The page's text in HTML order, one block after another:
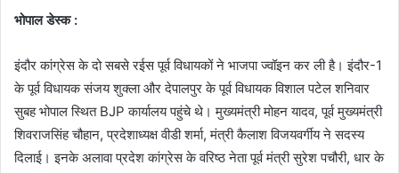
भोपाल डेस्क :
इंदौर कांग्रेस के दो सबसे रईस पूर्व विधायकों ने भाजपा ज्वॉइन कर ली है। इंदौर-1
के पूर्व विधायक संजय शुक्ला और देपालपुर के पूर्व विधायक विशाल पटेल शनिवार
सुबह भोपाल स्थित BJP कार्यालय पहुंचे थे। मुख्यमंत्री मोहन यादव, पूर्व मुख्यमंत्री
शिवराजसिंह चौहान, प्रदेशाध्यक्ष वीडी शर्मा, मंत्री कैलाश विजयवर्गीय ने सदस्य
दिलाई। इनके अलावा प्रदेश कांग्रेस के वरिष्ठ नेता पूर्व मंत्री सुरेश पचौरी, धार के